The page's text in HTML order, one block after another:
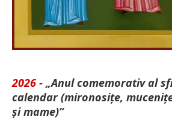
2026 - „Anul comemorativ al
calendar (mironosițe,
și mame)”